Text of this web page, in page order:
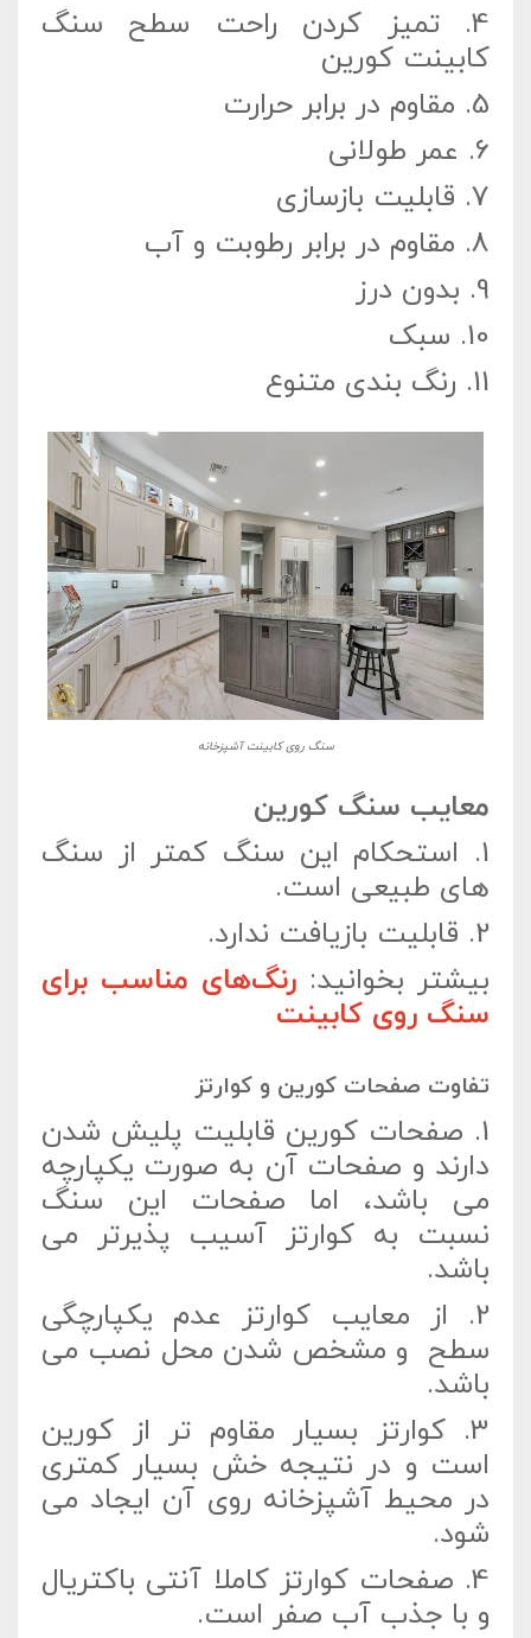
4.
تمیز کردن راحت سطح سنگ
کابینت کورین
5. مقاوم در برابر حرارت
6. عمر طولانی
7. قابلیت بازسازی
8. مقاوم در برابر رطوبت و آب
9. بدون درز
10. سبک
11. رنگ بندی متنوع
سنگ روی کابینت آشپزخانه
معایب سنگ کورین
1.
استحکام این سنگ کمتر از سنگ
های طبیعی است.
2. قابلیت بازیافت ندارد.
بیشتر بخوانید: رنگ‌های مناسب برای
سنگ روی کابینت
تفاوت صفحات کورین و کوارتز
1. صفحات کورین قابلیت پلیش شدن
دارند و صفحات آن به صورت یکپارچه
می باشد، اما صفحات این سنگ
نسبت به کوارتز آسیب پذیرتر می
باشد.
2.
از معایب کوارتز عدم یکپارچگی
سطح و مشخص شدن محل نصب می
باشد.
3.
کوارتز بسیار مقاوم تر از کورین
است و در نتیجه خش بسیار کمتری
در محیط آشپزخانه روی آن ایجاد می
شود.
4. صفحات کوارتز کاملا آنتی باکتریال
و با جذب آب صفر است.